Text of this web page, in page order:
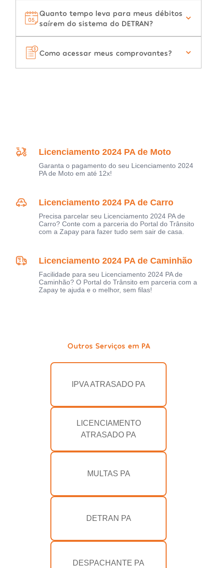
Quanto tempo leva para meus débitos
saírem do sistema do DETRAN?
Como acessar meus comprovantes?
Licenciamento 2024 PA de Moto
Garanta o pagamento do seu Licenciamento 2024
PA de Moto em até 12x!
Licenciamento 2024 PA de Carro
Precisa parcelar seu Licenciamento 2024 PA de
Carro? Conte com a parceria do Portal do Trânsito
com a Zapay para fazer tudo sem sair de casa.
Licenciamento 2024 PA de Caminhão
Facilidade para seu Licenciamento 2024 PA de
Caminhão? O Portal do Trânsito em parceria com a
Zapay te ajuda e o melhor, sem filas!
Outros Serviços em PA
IPVA ATRASADO PA
LICENCIAMENTO
ATRASADO PA
MULTAS PA
DETRAN PA
DESPACHANTE PA